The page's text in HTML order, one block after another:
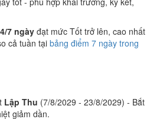
4/7 ngày đạt mức Tốt trở lên, cao nhất
cả tuần tại bảng điểm 7 ngày trong
Lập Thu (7/8/2029 - 23/8/2029) - Bắt
giảm dần.